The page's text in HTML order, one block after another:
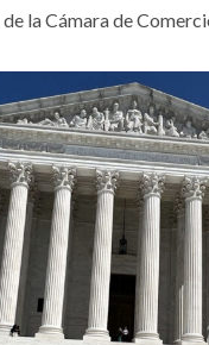
la Cámara de